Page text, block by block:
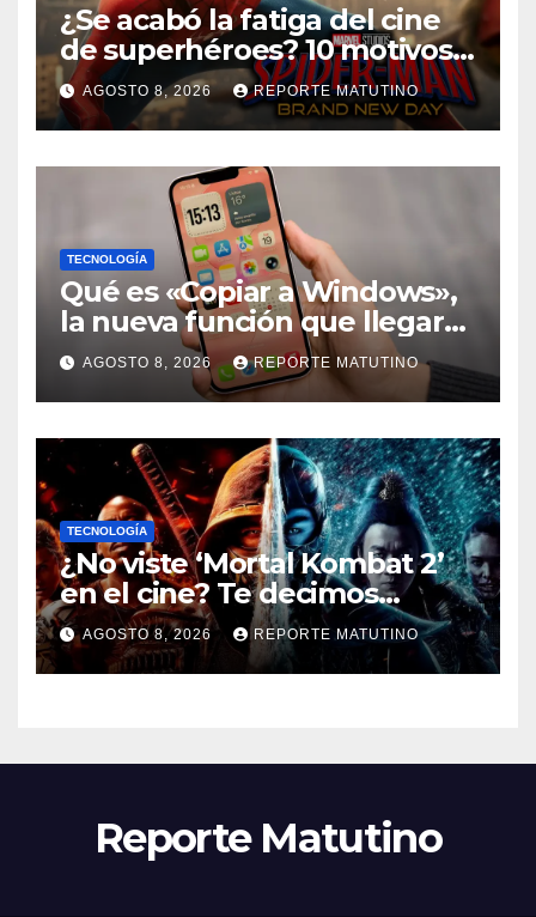
¿Se acabó la fatiga del cine
de superhéroes? 10 motivos
por los que ‘Spider-Man:
Brand New Day» desmiente
esa teoría
AGOSTO 8, 2026 REPORTE MATUTINO
TECNOLOGÍA
Qué es «Copiar a Windows»,
la nueva función que llegará
al iPhone solo para Europa
AGOSTO 8, 2026 REPORTE MATUTINO
TECNOLOGÍA
¿No viste ‘Mortal Kombat 2’
en el cine? Te decimos
dónde verla en streaming
ahora mismo y te damos tres
razones para hacerlo
AGOSTO 8, 2026 REPORTE MATUTINO
Reporte Matutino